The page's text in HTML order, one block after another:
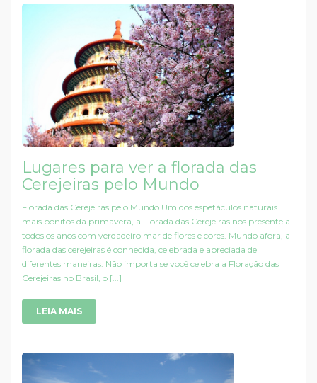
Lugares para ver a florada das
Cerejeiras pelo Mundo
Florada das Cerejeiras pelo Mundo Um dos espetáculos naturais
mais bonitos da primavera, a Florada das Cerejeiras nos presenteia
todos os anos com verdadeiro mar de flores e cores. Mundo afora, a
florada das cerejeiras é conhecida, celebrada e apreciada de
diferentes maneiras. Não importa se você celebra a Floração das
Cerejeiras no Brasil, o [...]
LEIA MAIS